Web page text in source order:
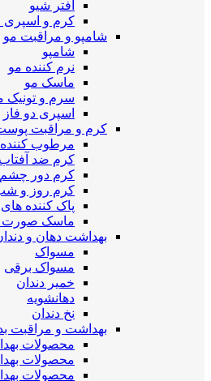
افتر شیو
کرم و اسپری
شامپو و مراقبت مو
شامپو
نرم کننده مو
ماسک مو
سرم و تونیک
اسپری دو فاز
کرم و مراقبت
مرطوب
کرم ضد آفتاب
کرم دور چشم
کرم روز و
پاک کننده
ماسک صورت
بهداشت دهان و
مسواک
مسواک برقی
خمیر دندان
دهانشویه
نخ دندان
بهداشت و مراقبت
محصولات
محصولات
محصولات